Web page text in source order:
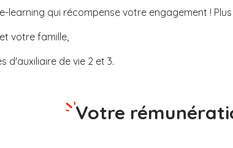
learning qui récompense votre engagement !
votre famille,
d'auxiliaire de vie 2 et 3.
Votre